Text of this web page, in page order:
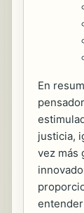
En
justicia,
vez más